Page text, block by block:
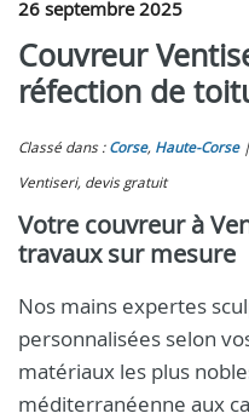
26 septembre 2025
Couvreur
réfection de
Classé dans : Corse, Haute-Corse
Ventiseri, devis gratuit
Votre couvreur à
travaux sur mesure
Nos mains expertes
personnalisées selon
matériaux les plus
méditerranéenne aux